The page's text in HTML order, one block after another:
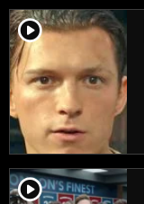
player2
player2